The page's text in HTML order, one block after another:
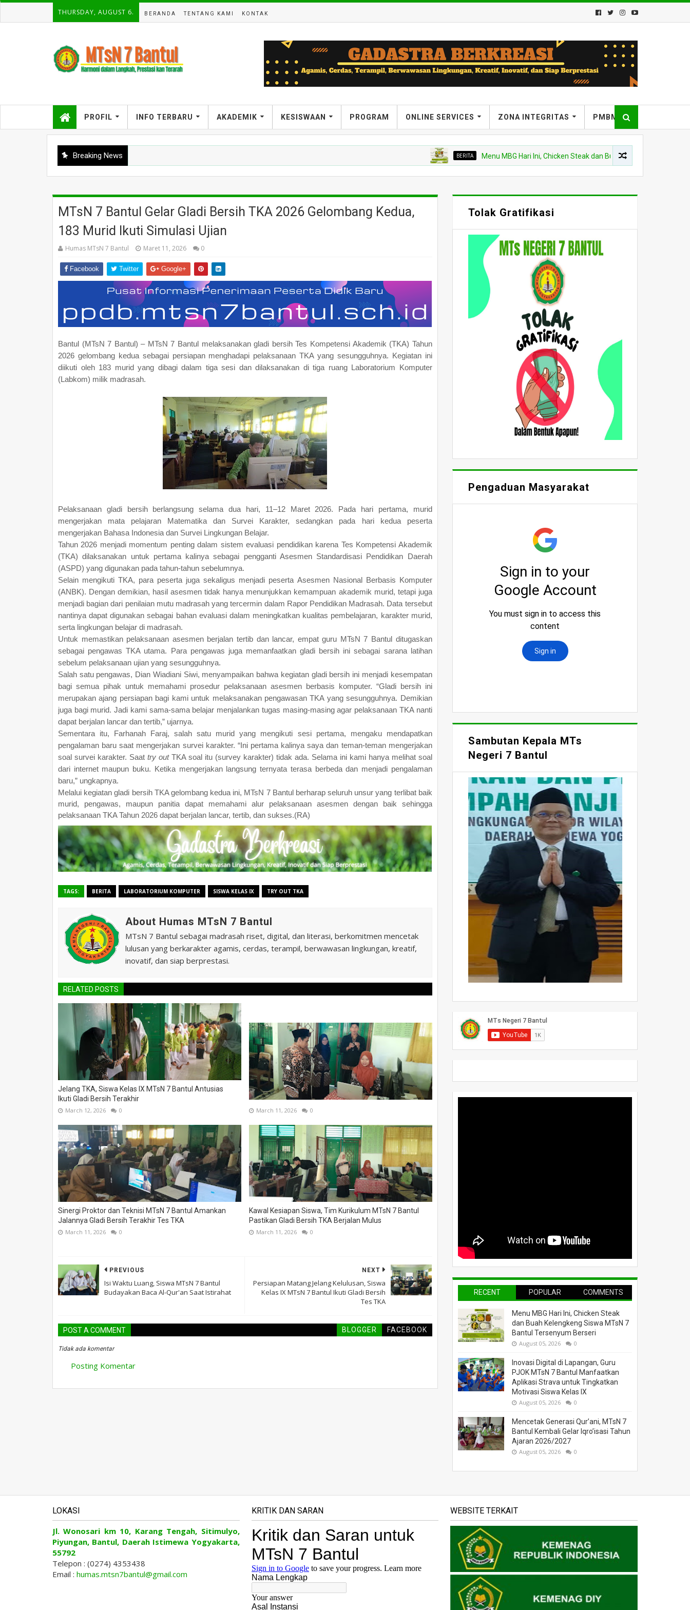
THURSDAY, AUGUST 6. BERANDA TENTANG KAMI KONTAK
PROFIL INFO TERBARU AKADEMIK KESISWAAN PROGRAM ONLINE SERVICES ZONA INTEGRITAS PMBM
Breaking News BERITA Menu MBG Hari Ini, Chicken Steak dan Buah Kelengkeng Siswa MTsN 7
MTsN 7 Bantul Gelar Gladi Bersih TKA 2026 Gelombang Kedua,
183 Murid Ikuti Simulasi Ujian
Humas MTsN 7 Bantul Maret 11, 2026 0
Facebook Twitter Google+
Bantul (MTsN 7 Bantul) – MTsN 7 Bantul melaksanakan gladi bersih Tes Kompetensi Akademik (TKA) Tahun
2026 gelombang kedua sebagai persiapan menghadapi pelaksanaan TKA yang sesungguhnya. Kegiatan ini
diikuti oleh 183 murid yang dibagi dalam tiga sesi dan dilaksanakan di tiga ruang Laboratorium Komputer
(Labkom) milik madrasah.
Pelaksanaan gladi bersih berlangsung selama dua hari, 11–12 Maret 2026. Pada hari pertama, murid
mengerjakan mata pelajaran Matematika dan Survei Karakter, sedangkan pada hari kedua peserta
mengerjakan Bahasa Indonesia dan Survei Lingkungan Belajar.
Tahun 2026 menjadi momentum penting dalam sistem evaluasi pendidikan karena Tes Kompetensi Akademik
(TKA) dilaksanakan untuk pertama kalinya sebagai pengganti Asesmen Standardisasi Pendidikan Daerah
(ASPD) yang digunakan pada tahun-tahun sebelumnya.
Selain mengikuti TKA, para peserta juga sekaligus menjadi peserta Asesmen Nasional Berbasis Komputer
(ANBK). Dengan demikian, hasil asesmen tidak hanya menunjukkan kemampuan akademik murid, tetapi juga
menjadi bagian dari penilaian mutu madrasah yang tercermin dalam Rapor Pendidikan Madrasah. Data tersebut
nantinya dapat digunakan sebagai bahan evaluasi dalam meningkatkan kualitas pembelajaran, karakter murid,
serta lingkungan belajar di madrasah.
Untuk memastikan pelaksanaan asesmen berjalan tertib dan lancar, empat guru MTsN 7 Bantul ditugaskan
sebagai pengawas TKA utama. Para pengawas juga memanfaatkan gladi bersih ini sebagai sarana latihan
sebelum pelaksanaan ujian yang sesungguhnya.
Salah satu pengawas, Dian Wiadiani Siwi, menyampaikan bahwa kegiatan gladi bersih ini menjadi kesempatan
bagi semua pihak untuk memahami prosedur pelaksanaan asesmen berbasis komputer. “Gladi bersih ini
merupakan ajang persiapan bagi kami untuk melaksanakan pengawasan TKA yang sesungguhnya. Demikian
juga bagi murid. Jadi kami sama-sama belajar menjalankan tugas masing-masing agar pelaksanaan TKA nanti
dapat berjalan lancar dan tertib,” ujarnya.
Sementara itu, Farhanah Faraj, salah satu murid yang mengikuti sesi pertama, mengaku mendapatkan
pengalaman baru saat mengerjakan survei karakter. “Ini pertama kalinya saya dan teman-teman mengerjakan
soal survei karakter. Saat try outTKA soal itu (survey karakter) tidak ada. Selama ini kami hanya melihat soal
dari internet maupun buku. Ketika mengerjakan langsung ternyata terasa berbeda dan menjadi pengalaman
baru,” ungkapnya.
Melalui kegiatan gladi bersih TKA gelombang kedua ini, MTsN 7 Bantul berharap seluruh unsur yang terlibat baik
murid, pengawas, maupun panitia dapat memahami alur pelaksanaan asesmen dengan baik sehingga
pelaksanaan TKA Tahun 2026 dapat berjalan lancar, tertib, dan sukses.(RA)
TAGS: BERITA LABORATORIUM KOMPUTER SISWA KELAS IX TRY OUT TKA
About Humas MTsN 7 Bantul
MTsN 7 Bantul sebagai madrasah riset, digital, dan literasi, berkomitmen mencetak
lulusan yang berkarakter agamis, cerdas, terampil, berwawasan lingkungan, kreatif,
inovatif, dan siap berprestasi.
RELATED POSTS
Jelang TKA, Siswa Kelas IX MTsN 7 Bantul Antusias
Ikuti Gladi Bersih Terakhir
March 12, 2026 0 March 11, 2026 0
Sinergi Proktor dan Teknisi MTsN 7 Bantul Amankan
Jalannya Gladi Bersih Terakhir Tes TKA
March 11, 2026 0
Kawal Kesiapan Siswa, Tim Kurikulum MTsN 7 Bantul
Pastikan Gladi Bersih TKA Berjalan Mulus
March 11, 2026 0
NEXT
Persiapan Matang Jelang Kelulusan, Siswa
Kelas IX MTsN 7 Bantul Ikuti Gladi Bersih
Tes TKA
PREVIOUS
Isi Waktu Luang, Siswa MTsN 7 Bantul
Budayakan Baca Al-Qur'an Saat Istirahat
POST A COMMENT BLOGGER FACEBOOK
Tidak ada komentar
Posting Komentar
Tolak Gratifikasi
Pengaduan Masyarakat
Sambutan Kepala MTs
Negeri 7 Bantul
RECENT POPULAR COMMENTS
Menu MBG Hari Ini, Chicken Steak
dan Buah Kelengkeng Siswa MTsN 7
Bantul Tersenyum Berseri
August 05, 2026 0
Inovasi Digital di Lapangan, Guru
PJOK MTsN 7 Bantul Manfaatkan
Aplikasi Strava untuk Tingkatkan
Motivasi Siswa Kelas IX
August 05, 2026 0
Mencetak Generasi Qur’ani, MTsN 7
Bantul Kembali Gelar Iqro’isasi Tahun
Ajaran 2026/2027
August 05, 2026 0
LOKASI
Jl. Wonosari km 10, Karang Tengah, Sitimulyo,
Piyungan, Bantul, Daerah Istimewa Yogyakarta,
55792
Telepon : (0274) 4353438
Email : humas.mtsn7bantul@gmail.com
KRITIK DAN SARAN WEBSITE TERKAIT